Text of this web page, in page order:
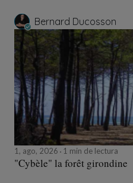
Bernard Ducosson
1, ago, 2026 1 min de lectura
"Cybèle" la forêt girondine